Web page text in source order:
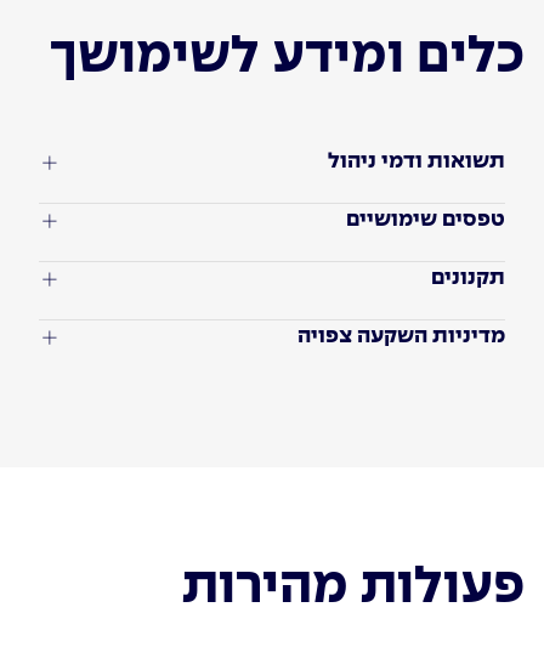
כלים ומידע לשימושך
תשואות ודמי ניהול
טפסים שימושיים
תקנונים
מדיניות השקעה צפויה
פעולות מהירות